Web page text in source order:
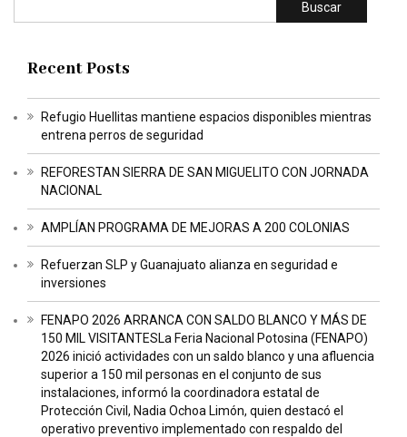
Buscar
Recent Posts
Refugio Huellitas mantiene espacios disponibles mientras
entrena perros de seguridad
REFORESTAN SIERRA DE SAN MIGUELITO CON JORNADA
NACIONAL
AMPLÍAN PROGRAMA DE MEJORAS A 200 COLONIAS
Refuerzan SLP y Guanajuato alianza en seguridad e
inversiones
FENAPO 2026 ARRANCA CON SALDO BLANCO Y MÁS DE
150 MIL VISITANTESLa Feria Nacional Potosina (FENAPO)
2026 inició actividades con un saldo blanco y una afluencia
superior a 150 mil personas en el conjunto de sus
instalaciones, informó la coordinadora estatal de
Protección Civil, Nadia Ochoa Limón, quien destacó el
operativo preventivo implementado con respaldo del